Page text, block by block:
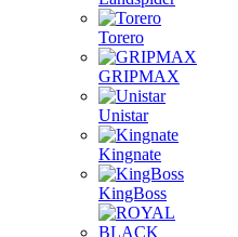
Torero
GRIPMAX
Unistar
Kingnate
KingBoss